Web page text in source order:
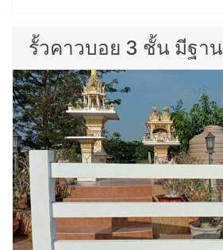
รั้วคาวบอย 3 ชั้น มีฐาน